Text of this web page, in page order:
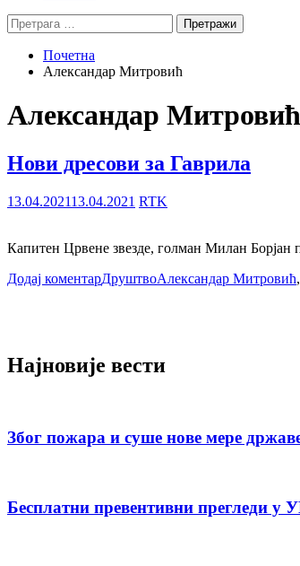
Претрага
за:
Почетна
Александар Митровић
Александар Митровић
Нови дресови за Гаврила
13.04.202113.04.2021 RTK
Капитен Црвене звезде, голман Милан Борјан
Додај коментарДруштвоАлександар Митровић,
Најновије вести
Због пожара и суше нове мере
Бесплатни превентивни прегледи у